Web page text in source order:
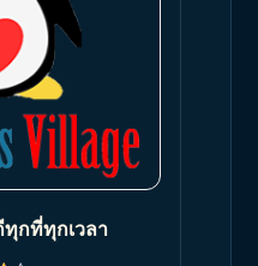
ทุกที่ทุกเวลา